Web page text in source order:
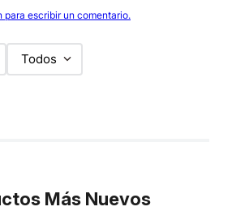
para escribir un comentario.
Todos
Más Nuevos